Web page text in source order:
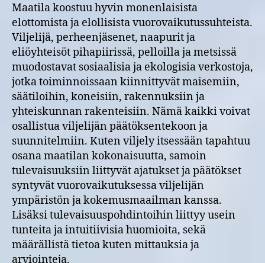
Maatila koostuu hyvin monenlaisista
elottomista ja elollisista vuorovaikutussuhteista.
Viljelijä, perheenjäsenet, naapurit ja
eliöyhteisöt pihapiirissä, pelloilla ja metsissä
muodostavat sosiaalisia ja ekologisia verkostoja,
jotka toiminnoissaan kiinnittyvät maisemiin,
säätiloihin, koneisiin, rakennuksiin ja
yhteiskunnan rakenteisiin. Nämä kaikki voivat
osallistua viljelijän päätöksentekoon ja
suunnitelmiin. Kuten viljely itsessään tapahtuu
osana maatilan kokonaisuutta, samoin
tulevaisuuksiin liittyvät ajatukset ja päätökset
syntyvät vuorovaikutuksessa viljelijän
ympäristön ja kokemusmaailman kanssa.
Lisäksi tulevaisuuspohdintoihin liittyy usein
tunteita ja intuitiivisia huomioita, sekä
määrällistä tietoa kuten mittauksia ja
arviointeja.